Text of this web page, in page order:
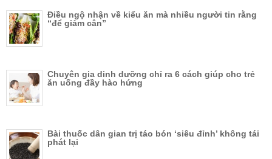
Điều ngộ nhận về kiểu ăn mà nhiều người tin rằng
“để giảm cân”
Chuyên gia dinh dưỡng chỉ ra 6 cách giúp cho trẻ
ăn uống đầy hào hứng
Bài thuốc dân gian trị táo bón ‘siêu đỉnh’ không tái
phát lại